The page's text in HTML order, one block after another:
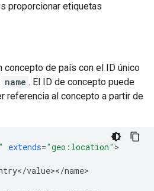
proporcionar etiquetas
concepto de país con el ID único
name . El ID de concepto puede
referencia al concepto a partir de
extends="geo:location"
</value></name